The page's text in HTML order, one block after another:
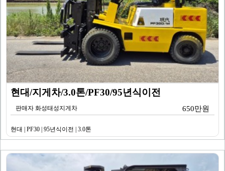
현대/지게차/3.0톤/PF30/95년식이전
판매자 화성태성지게차 650만원
현대 | PF30 | 95년식이전 | 3.0톤